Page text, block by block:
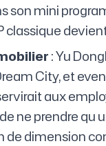
son mini
classique
: Yu
City, et
aux
ne prendre qu
de dimension